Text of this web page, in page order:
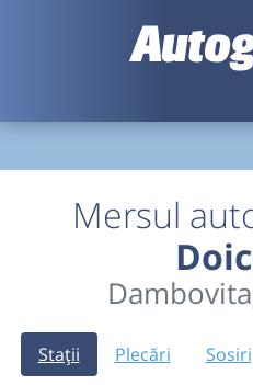
Mersul
Stații Plecări Sosiri